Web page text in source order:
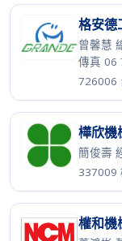
格安德
曾馨慧
傳真 06
726006
樺欣機
簡俊壽
337009
權和機